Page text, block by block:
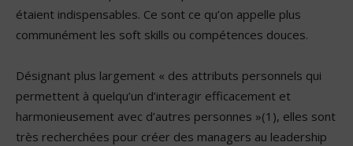
étaient indispensables. Ce sont ce qu’on appelle plus
communément les soft skills ou compétences douces.
Désignant plus largement « des attributs personnels qui
permettent à quelqu’un d’interagir efficacement et
harmonieusement avec d’autres personnes »(1), elles sont
très recherchées pour créer des managers au leadership